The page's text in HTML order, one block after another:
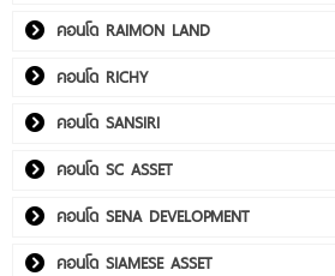
คอนโด RAIMON LAND
คอนโด RICHY
คอนโด SANSIRI
คอนโด SC ASSET
คอนโด SENA DEVELOPMENT
คอนโด SIAMESE ASSET